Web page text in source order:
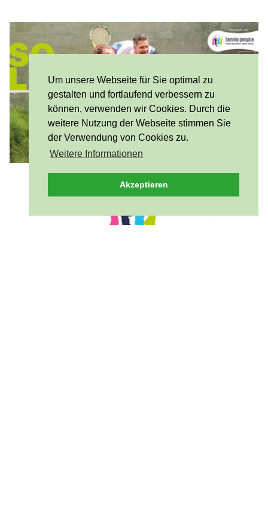
Um unsere Webseite für Sie optimal zu
gestalten und fortlaufend verbessern zu
können, verwenden wir Cookies. Durch die
weitere Nutzung der Webseite stimmen Sie
der Verwendung von Cookies zu.
Weitere Informationen
Akzeptieren